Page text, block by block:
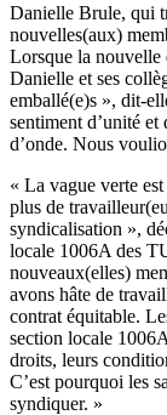
Danielle Brule, qui
nouvelles(aux)
Lorsque la nouvelle
Danielle et ses
emballé(e)s », dit-
sentiment d’unité et
d’onde. Nous
« La vague verte
plus de
syndicalisation »,
locale 1006A des
nouveaux(elles)
avons hâte de
contrat équitable.
section locale
droits, leurs
C’est pourquoi les
syndiquer. »